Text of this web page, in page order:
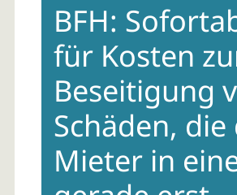
contentBFH:
für Kosten
Beseitigung
Schäden, die
Mieter in